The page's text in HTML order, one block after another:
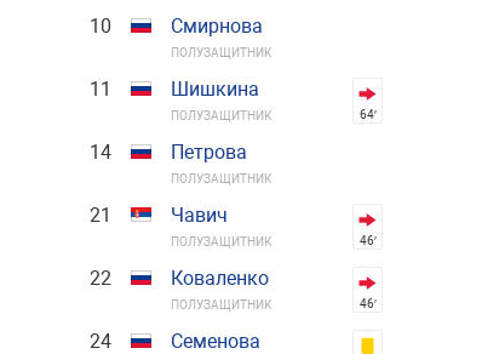
10 Смирнова
ПОЛУЗАЩИТНИК
11 Шишкина
ПОЛУЗАЩИТНИК 64′
14 Петрова
ПОЛУЗАЩИТНИК
21 Чавич
ПОЛУЗАЩИТНИК 46′
22 Коваленко
ПОЛУЗАЩИТНИК 46′
24 Семенова